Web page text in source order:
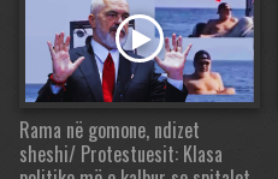
Rama në gomone, ndizet
sheshi/ Protestuesit: Klasa